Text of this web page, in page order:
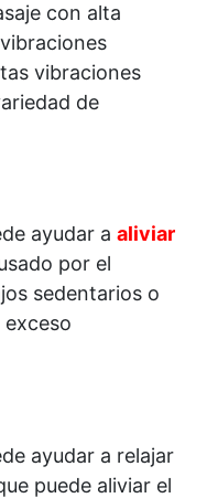
con alta
vibraciones
de
ayudar a aliviar
por el
sedentarios o
ayudar a relajar
puede aliviar el